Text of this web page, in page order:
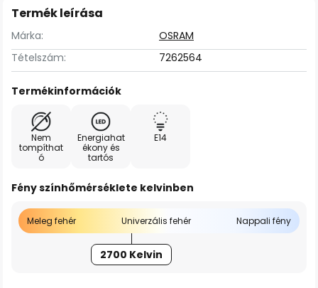
Termék leírása
Márka:
OSRAM
Tételszám:
7262564
Termékinformációk
Nem
tompíthat
ó
Energiahat
ékony és
tartós
E14
Fény színhőmérséklete kelvinben
Meleg fehér Univerzális fehér Nappali fény
2700 Kelvin